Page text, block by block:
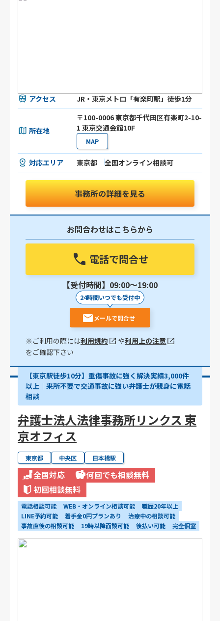
アクセス JR・東京メトロ「有楽町駅」徒歩1分
所在地
〒100-0006 東京都千代田区有楽町2-10-
1 東京交通会館10F
MAP
対応エリア 東京都 全国オンライン相談可
事務所の詳細を見る
お問合わせはこちらから
電話で問合せ
【受付時間】09:00〜19:00
24時間いつでも受付中
メールで問合せ
※ご利用の際には利用規約 や利用上の注意
をご確認下さい
【東京駅徒歩10分】重傷事故に強く解決実績3,000件
以上│来所不要で交通事故に強い弁護士が親身に電話
相談
弁護士法人法律事務所リンクス 東
京オフィス
東京都 中央区 日本橋駅
全国対応
何回でも相談無料
初回相談無料
電話相談可能 WEB・オンライン相談可能
職歴20年以上
LINE予約可能
着手金0円プランあり
治療中の相談可能
事故直後の相談可能
19時以降面談可能 後払い可能 完全個室